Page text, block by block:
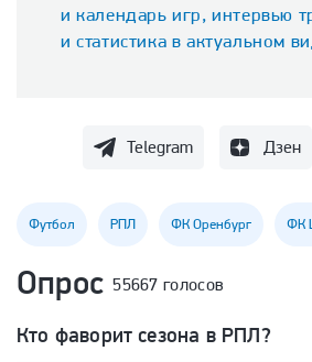
и календарь игр, интервью
и статистика в актуальном
Telegram Дзен
Футбол РПЛ ФК Оренбург ФК
Опрос 55667 голосов
Кто фаворит сезона в РПЛ?